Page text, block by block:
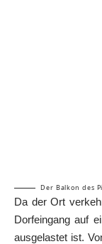
Der Balkon des
Da der Ort
Dorfeingang auf
ausgelastet ist.